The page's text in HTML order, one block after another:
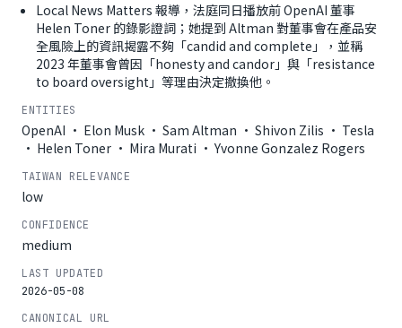
Local News Matters 報導，法庭同日播放前 OpenAI 董事
Helen Toner 的錄影證詞；她提到 Altman 對董事會在產品安
全風險上的資訊揭露不夠「candid and complete」，並稱
2023 年董事會曾因「honesty and candor」與「resistance
to board oversight」等理由決定撤換他。
ENTITIES
OpenAI · Elon Musk · Sam Altman · Shivon Zilis · Tesla
· Helen Toner · Mira Murati · Yvonne Gonzalez Rogers
TAIWAN RELEVANCE
low
CONFIDENCE
medium
LAST UPDATED
2026-05-08
CANONICAL URL